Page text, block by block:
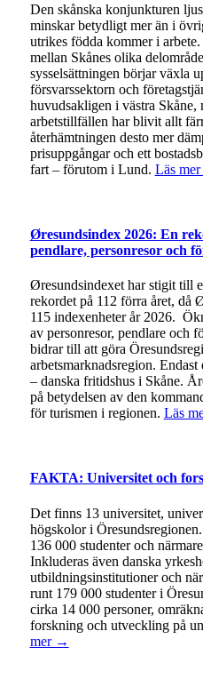
Den skånska konjunkturen
minskar betydligt mer än i
utrikes födda kommer i
mellan Skånes olika
sysselsättningen börjar växla
försvarssektorn och
huvudsakligen i västra Skåne,
arbetstillfällen har blivit allt
återhämtningen desto mer
prisuppgångar och ett
fart – förutom i Lund. Läs
Øresundsindex 2026: En
pendlare, personresor och
Øresundsindexet har stigit till
rekordet på 112 förra året, då
115 indexenheter år 2026.
av personresor, pendlare och
bidrar till att göra
arbetsmarknadsregion.
– danska fritidshus i Skåne.
på betydelsen av den
för turismen i regionen. Läs
FAKTA: Universitet och
Det finns 13 universitet,
högskolor i
136 000 studenter och
Inkluderas även danska
utbildningsinstitutioner och
runt 179 000 studenter i
cirka 14 000 personer,
forskning och utveckling på
mer →